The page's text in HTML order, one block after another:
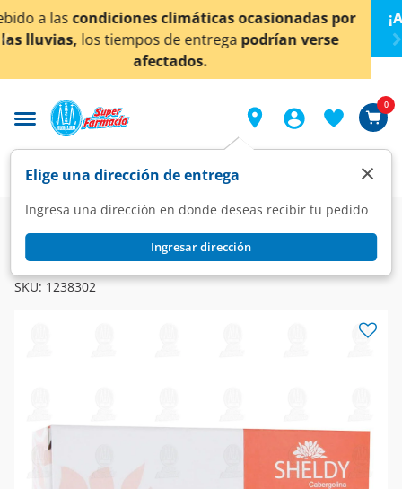
< div class="carousel-inner">
por
verse
¡Ahora también en Aguascalientes!
conocer detalles.
Elige una dirección de entrega
Ingresa una dirección en donde deseas recibir tu pedido
Ingresar dirección
×
0
Farmacia Medicina Hormonal Hormonales
Sheldy 0.5 mg, 4 Tabletas.
SKU: 1238302